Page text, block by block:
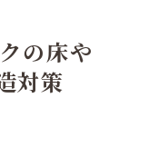
の床や
対策